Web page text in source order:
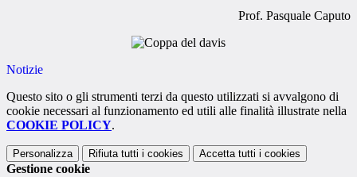
Prof. Pasquale Caputo
Notizie
Questo sito o gli strumenti terzi da questo utilizzati si avvalgono di
cookie necessari al funzionamento ed utili alle finalità illustrate nella
COOKIE POLICY.
Personalizza Rifiuta tutti i cookies Accetta tutti i cookies
Gestione cookie